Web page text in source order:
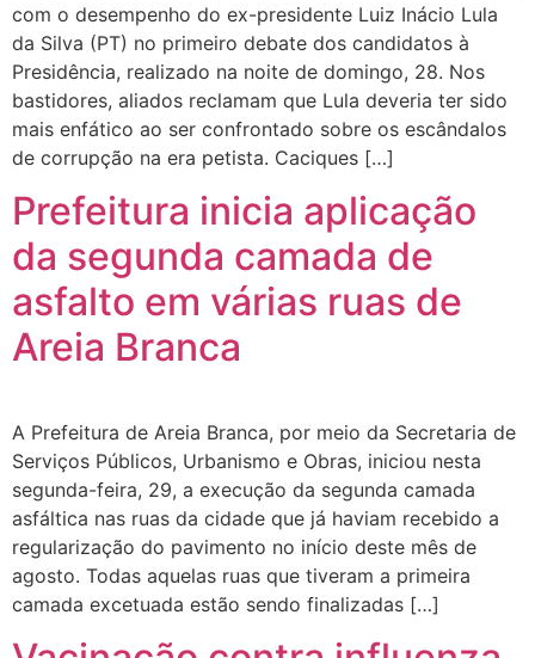
com o desempenho do ex-presidente Luiz Inácio Lula
da Silva (PT) no primeiro debate dos candidatos à
Presidência, realizado na noite de domingo, 28. Nos
bastidores, aliados reclamam que Lula deveria ter sido
mais enfático ao ser confrontado sobre os escândalos
de corrupção na era petista. Caciques […]
Prefeitura inicia aplicação
da segunda camada de
asfalto em várias ruas de
Areia Branca
A Prefeitura de Areia Branca, por meio da Secretaria de
Serviços Públicos, Urbanismo e Obras, iniciou nesta
segunda-feira, 29, a execução da segunda camada
asfáltica nas ruas da cidade que já haviam recebido a
regularização do pavimento no início deste mês de
agosto. Todas aquelas ruas que tiveram a primeira
camada excetuada estão sendo finalizadas […]